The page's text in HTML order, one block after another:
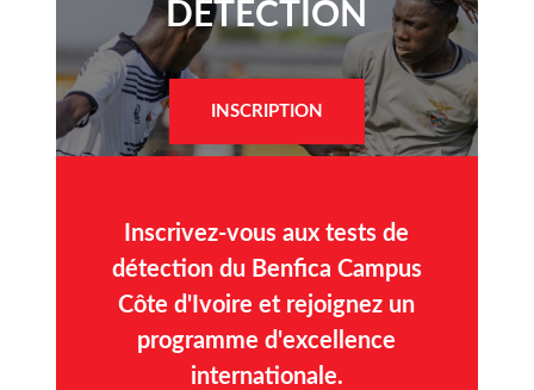
DETECTION​
INSCRIPTION
Inscrivez-vous aux tests de
détection du Benfica Campus
Côte d'Ivoire et rejoignez un
programme d'excellence
internationale.